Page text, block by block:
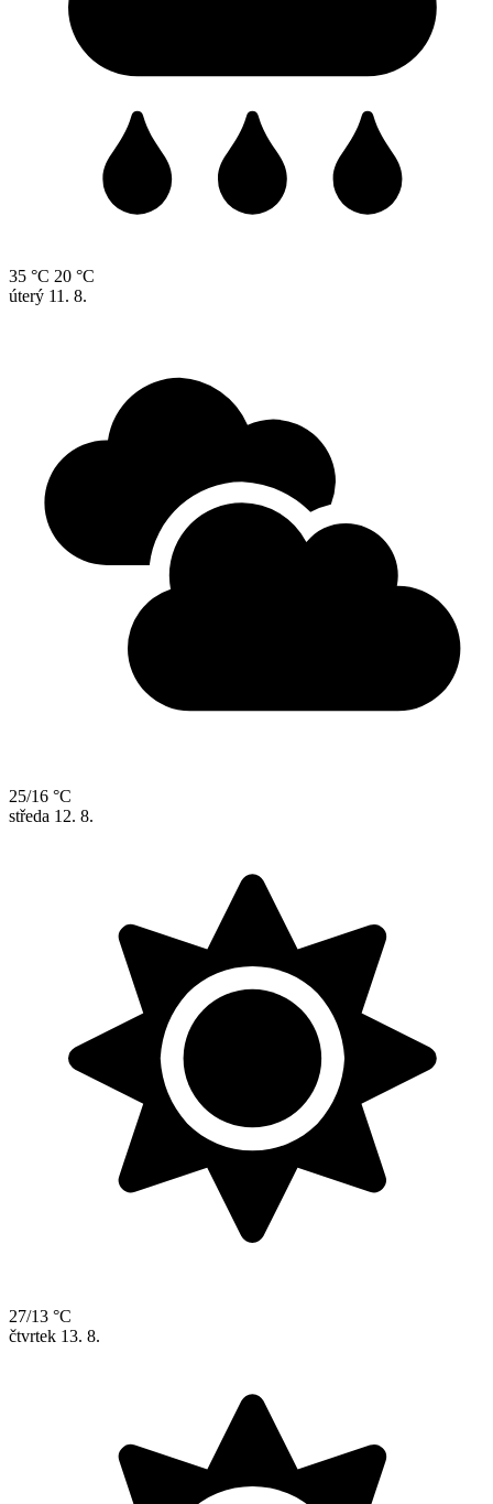
35 °C 20 °C
úterý 11. 8.
25/16 °C
středa 12. 8.
27/13 °C
čtvrtek 13. 8.